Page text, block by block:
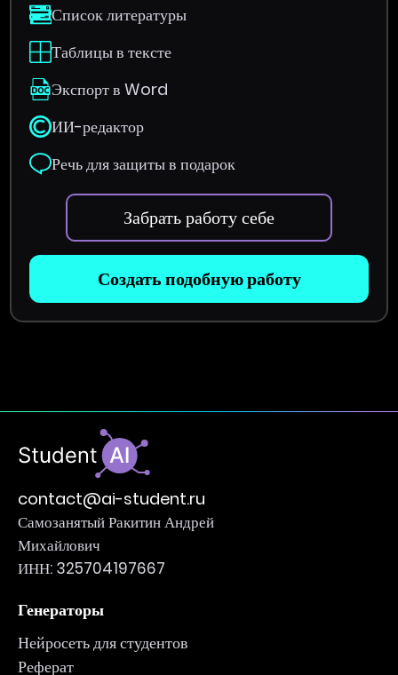
Список литературы
Таблицы в тексте
Экспорт в Word
ИИ-редактор
Речь для защиты в подарок
Забрать работу себе
Создать подобную работу
contact@ai-student.ru
Самозанятый Ракитин Андрей
Михайлович
ИНН: 325704197667
Генераторы
Нейросеть для студентов
Реферат